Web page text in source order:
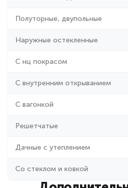
Наружные остекленные
С нц покрасом
С внутренним открыванием
С вагонкой
Решетчатые
Дачные с утеплением
Со стеклом и ковкой